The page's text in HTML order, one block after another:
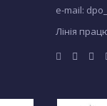
e-mail:
Лінія